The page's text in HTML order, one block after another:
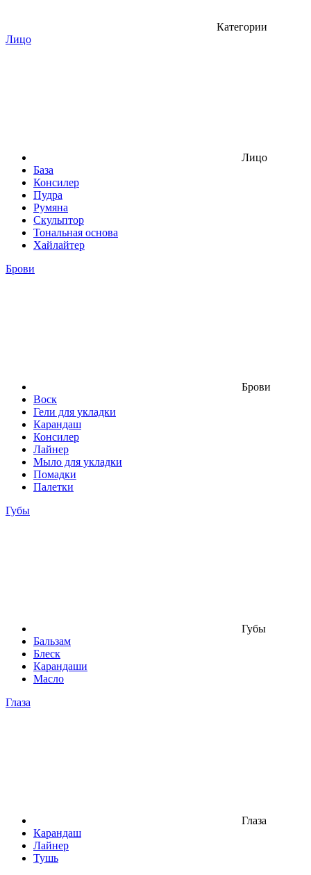
Категории
Лицо
Лицо
База
Консилер
Пудра
Румяна
Скульптор
Тональная основа
Хайлайтер
Брови
Брови
Воск
Гели для укладки
Карандаш
Консилер
Лайнер
Мыло для укладки
Помадки
Палетки
Губы
Губы
Бальзам
Блеск
Карандаши
Масло
Глаза
Глаза
Карандаш
Лайнер
Тушь